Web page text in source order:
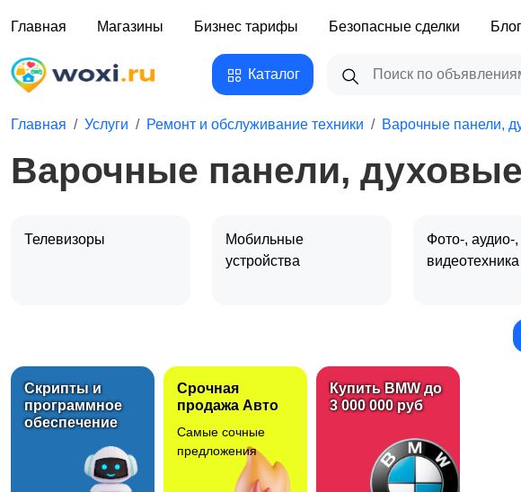
Главная Магазины Бизнес тарифы Безопасные сделки Блог
Каталог
Главная Услуги Ремонт и обслуживание техники Варочные панели,
Варочные панели,
Телевизоры
Мобильные
устройства
Фото-, аудио-,
видеотехника
морозильные камеры
духовые шкафы
Газовые
Скрипты и
программное
обеспечение
Срочная
продажа Авто
Самые сочные
предложения
Купить BMW до
3 000 000 руб